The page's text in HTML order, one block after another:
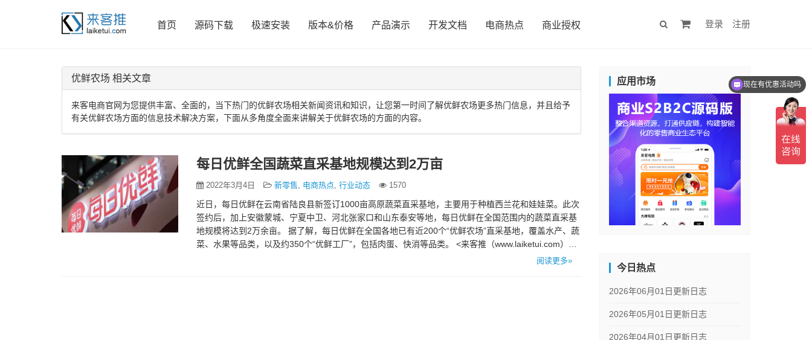
首页 源码下载 极速安装 版本&价格 产品演示 开发文档 电商热点 商业授权 登录 注册
优鲜农场 相关文章
来客电商官网为您提供丰富、全面的，当下热门的优鲜农场相关新闻资讯和知识，让您第一时间了解优鲜农场更多热门信息，并且给予
有关优鲜农场方面的信息技术解决方案，下面从多角度全面来讲解关于优鲜农场的方面的内容。
每日优鲜全国蔬菜直采基地规模达到2万亩
2022年3月4日 新零售, 电商热点, 行业动态 1570
近日，每日优鲜在云南省陆良县新签订1000亩高原蔬菜直采基地，主要用于种植西兰花和娃娃菜。此次
签约后，加上安徽蒙城、宁夏中卫、河北张家口和山东泰安等地，每日优鲜在全国范围内的蔬菜直采基
地规模将达到2万余亩。 据了解，每日优鲜在全国各地已有近200个“优鲜农场”直采基地，覆盖水产、蔬
菜、水果等品类，以及约350个“优鲜工厂”，包括肉蛋、快消等品类。 <来客推（www.laiketui.com）…
阅读更多»
应用市场
今日热点
2026年06月01日更新日志
2026年05月01日更新日志
2026年04月01日更新日志
现在有优惠活动吗